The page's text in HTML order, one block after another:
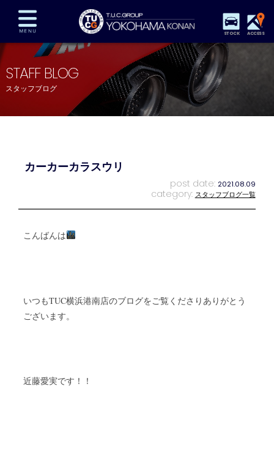
STOCK ACCESS
在庫車両情報 保証&サービス パーツリスト
TUCとは？ 店舗情報 アクセスマップ
全国納車 特別作業 注文販売
STAFF BLOG
スタッフブログ
カーカーカラスウリ
post date: 2021.08.09
category: スタッフブログ一覧
こんばんは
いつもTUC横浜港南店のブログをご覧くださりありがとう
ございます。
近藤愛実です！！